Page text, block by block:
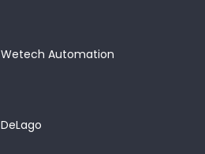
Wetech Automation
DeLago